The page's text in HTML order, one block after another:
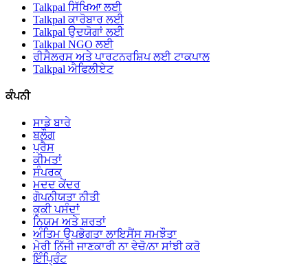
Talkpal ਸਿੱਖਿਆ ਲਈ
Talkpal ਕਾਰੋਬਾਰ ਲਈ
Talkpal ਉਦਯੋਗਾਂ ਲਈ
Talkpal NGO ਲਈ
ਰੀਸੈਲਰਸ ਅਤੇ ਪਾਰਟਨਰਸ਼ਿਪ ਲਈ ਟਾਕਪਾਲ
Talkpal ਐਫਿਲੀਏਟ
ਕੰਪਨੀ
ਸਾਡੇ ਬਾਰੇ
ਬਲੌਗ
ਪ੍ਰੈਸ
ਕੀਮਤਾਂ
ਸੰਪਰਕ
ਮਦਦ ਕੇਂਦਰ
ਗੋਪਨੀਯਤਾ ਨੀਤੀ
ਕੁਕੀ ਪਸੰਦਾਂ
ਨਿਯਮ ਅਤੇ ਸ਼ਰਤਾਂ
ਅੰਤਿਮ ਉਪਭੋਗਤਾ ਲਾਇਸੈਂਸ ਸਮਝੌਤਾ
ਮੇਰੀ ਨਿੱਜੀ ਜਾਣਕਾਰੀ ਨਾ ਵੇਚੋ/ਨਾ ਸਾਂਝੀ ਕਰੋ
ਇੰਪ੍ਰਿੰਟ